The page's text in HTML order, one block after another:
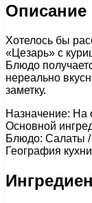
Описание
Хотелось бы
«Цезарь» с
Блюдо
нереально
заметку.
Назначение: На
Основной
Блюдо: Салаты
География